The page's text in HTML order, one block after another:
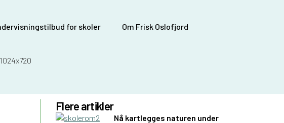
for skoler Om Frisk Oslofjord
Flere artikler
Nå kartlegges naturen under